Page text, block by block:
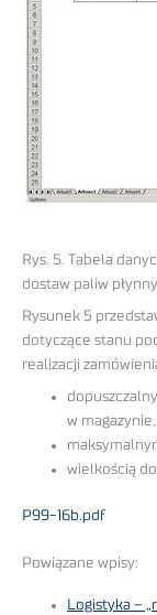
Rys. 5. Tabela
dostaw paliw
Rysunek 5
dotyczące stanu
realizacji
w magazynie,
wielkością
P99-16b.pdf
Powiązane wpisy:
Logistyka –